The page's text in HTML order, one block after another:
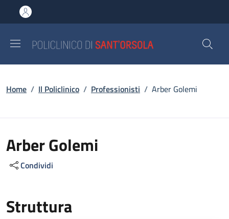
al contenuto principale
to footer content
Briciole di pane
Home / Il Policlinico / Professionisti / Arber Golemi
Arber Golemi
Condividi
Struttura